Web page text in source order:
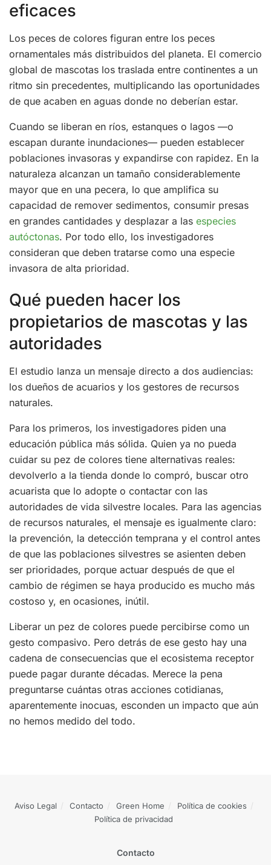
eficaces
Los peces de colores figuran entre los peces
ornamentales más distribuidos del planeta. El comercio
global de mascotas los traslada entre continentes a un
ritmo sin precedentes, multiplicando las oportunidades
de que acaben en aguas donde no deberían estar.
Cuando se liberan en ríos, estanques o lagos —o
escapan durante inundaciones— pueden establecer
poblaciones invasoras y expandirse con rapidez. En la
naturaleza alcanzan un tamaño considerablemente
mayor que en una pecera, lo que amplifica su
capacidad de remover sedimentos, consumir presas
en grandes cantidades y desplazar a las especies
autóctonas. Por todo ello, los investigadores
consideran que deben tratarse como una especie
invasora de alta prioridad.
Qué pueden hacer los
propietarios de mascotas y las
autoridades
El estudio lanza un mensaje directo a dos audiencias:
los dueños de acuarios y los gestores de recursos
naturales.
Para los primeros, los investigadores piden una
educación pública más sólida. Quien ya no pueda
cuidar su pez de colores tiene alternativas reales:
devolverlo a la tienda donde lo compró, buscar otro
acuarista que lo adopte o contactar con las
autoridades de vida silvestre locales. Para las agencias
de recursos naturales, el mensaje es igualmente claro:
la prevención, la detección temprana y el control antes
de que las poblaciones silvestres se asienten deben
ser prioridades, porque actuar después de que el
cambio de régimen se haya producido es mucho más
costoso y, en ocasiones, inútil.
Liberar un pez de colores puede percibirse como un
gesto compasivo. Pero detrás de ese gesto hay una
cadena de consecuencias que el ecosistema receptor
puede pagar durante décadas. Merece la pena
preguntarse cuántas otras acciones cotidianas,
aparentemente inocuas, esconden un impacto que aún
no hemos medido del todo.
Aviso Legal Contacto Green Home
Política de cookies
Política de privacidad
Contacto